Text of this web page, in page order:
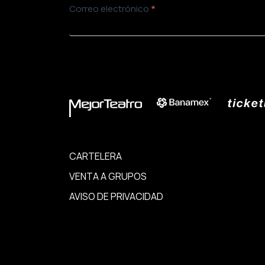
Newsletter
Correo electrónico *
ENVIAR
CARTELERA
VENTA A GRUPOS
AVISO DE PRIVACIDAD